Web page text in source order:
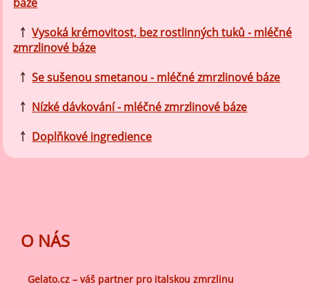
báze
￪ Vysoká krémovitost, bez rostlinných tuků - mléčné
zmrzlinové báze
￪ Se sušenou smetanou - mléčné zmrzlinové báze
￪ Nízké dávkování - mléčné zmrzlinové báze
￪ Doplňkové ingredience
O NÁS
Gelato.cz – váš partner pro italskou zmrzlinu